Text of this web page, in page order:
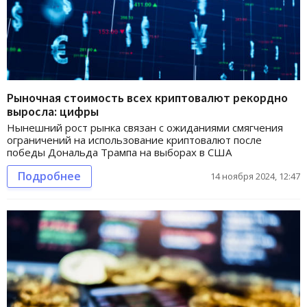
Рыночная стоимость всех криптовалют рекордно
выросла: цифры
Нынешний рост рынка связан с ожиданиями смягчения
ограничений на использование криптовалют после
победы Дональда Трампа на выборах в США
Подробнее 14 ноября 2024, 12:47